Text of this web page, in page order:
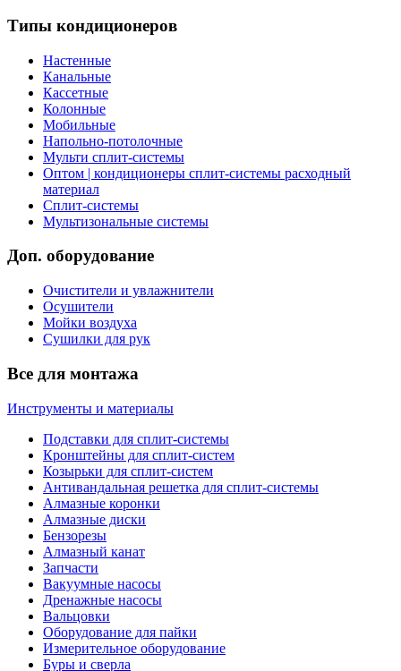
Типы кондиционеров
Настенные
Канальные
Кассетные
Колонные
Мобильные
Напольно-потолочные
Мульти сплит-системы
Оптом | кондиционеры сплит-системы расходный
материал
Сплит-системы
Мультизональные системы
Доп. оборудование
Очистители и увлажнители
Осушители
Мойки воздуха
Сушилки для рук
Все для монтажа
Инструменты и материалы
Подставки для сплит-системы
Кронштейны для сплит-систем
Козырьки для сплит-систем
Антивандальная решетка для сплит-системы
Алмазные коронки
Алмазные диски
Бензорезы
Алмазный канат
Запчасти
Вакуумные насосы
Дренажные насосы
Вальцовки
Оборудование для пайки
Измерительное оборудование
Буры и сверла